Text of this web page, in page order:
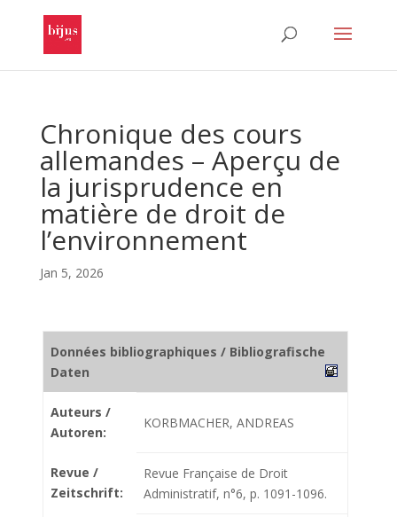
Chronique des cours
allemandes – Aperçu de
la jurisprudence en
matière de droit de
l’environnement
Jan 5, 2026
Données bibliographiques / Bibliografische
Daten
Auteurs /
Autoren:
KORBMACHER, ANDREAS
Revue /
Zeitschrift:
Revue Française de Droit
Administratif, n°6, p. 1091-1096.